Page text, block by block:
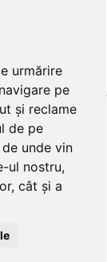
urmărire
pe
și reclame
de pe
unde vin
ul nostru,
cât și a